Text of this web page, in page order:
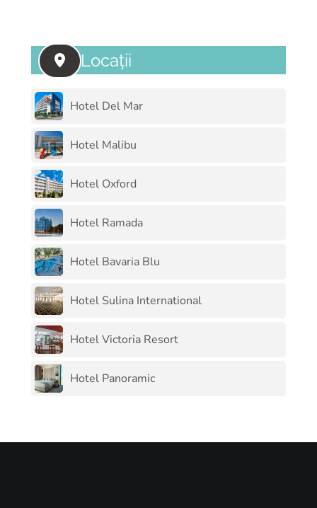
Locații
Hotel Del Mar
Hotel Malibu
Hotel Oxford
Hotel Ramada
Hotel Bavaria Blu
Hotel Sulina International
Hotel Victoria Resort
Hotel Panoramic